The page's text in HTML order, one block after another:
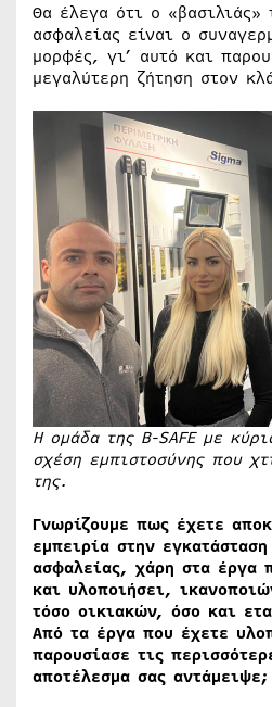
Θα έλεγα ότι ο
ασφαλείας είναι ο
μορφές, γι’ αυτό και
μεγαλύτερη ζήτηση στον
Η ομάδα της B-SAFE με
σχέση εμπιστοσύνης που
της.
Γνωρίζουμε πως έχετε
εμπειρία στην
ασφαλείας, χάρη στα έργα
και υλοποιήσει,
τόσο οικιακών, όσο και
Από τα έργα που έχετε
παρουσίασε τις
αποτέλεσμα σας αντάμειψε;